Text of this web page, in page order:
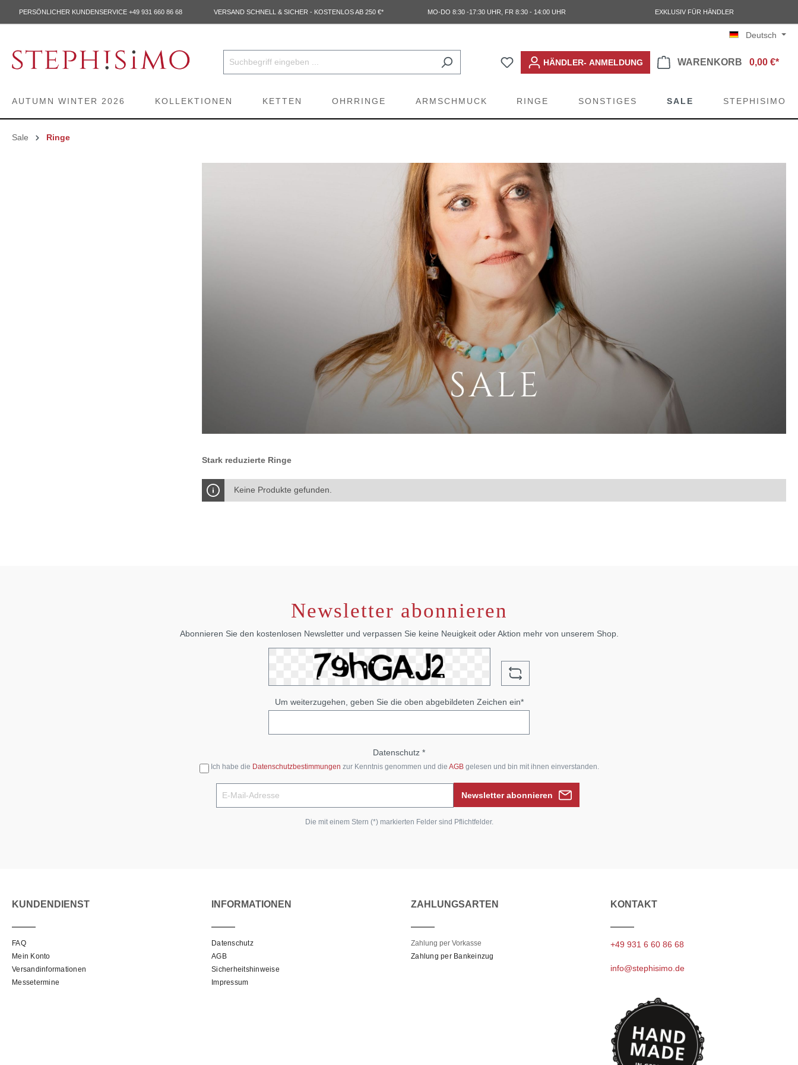
PERSÖNLICHER KUNDENSERVICE +49 931 660 86 68 VERSAND SCHNELL & SICHER - KOSTENLOS AB 250 €* MO-DO 8:30 -17:30 UHR, FR 8:30 - 14:00 UHR EXKLUSIV FÜR HÄNDLER
Deutsch
HÄNDLER- ANMELDUNG WARENKORB 0,00 €*
AUTUMN WINTER 2026 KOLLEKTIONEN KETTEN OHRRINGE ARMSCHMUCK RINGE SONSTIGES SALE STEPHISIMO
Sale Ringe
Stark reduzierte Ringe
Keine Produkte gefunden.
Newsletter abonnieren
Abonnieren Sie den kostenlosen Newsletter und verpassen Sie keine Neuigkeit oder Aktion mehr von unserem Shop.
Um weiterzugehen, geben Sie die oben abgebildeten Zeichen ein*
Datenschutz *
Ich habe die Datenschutzbestimmungen zur Kenntnis genommen und die AGBgelesen und bin mit ihnen einverstanden.
Newsletter abonnieren
Die mit einem Stern (*) markierten Felder sind Pflichtfelder.
KUNDENDIENST
FAQ
Mein Konto
Versandinformationen
Messetermine
INFORMATIONEN
Datenschutz
AGB
Sicherheitshinweise
Impressum
ZAHLUNGSARTEN
Zahlung per Vorkasse
Zahlung per Bankeinzug
KONTAKT
+49 931 6 60 86 68
info@stephisimo.de